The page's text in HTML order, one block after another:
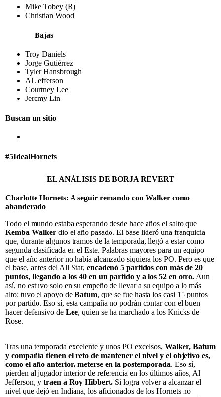
Mike Tobey (R)
Christian Wood
Bajas
Troy Daniels
Jorge Gutiérrez
Tyler Hansbrough
Al Jefferson
Courtney Lee
Jeremy Lin
Buscan un sitio
#5IdealHornets
EL ANÁLISIS DE BORJA REVERT
Charlotte Hornets: A seguir remando con Walker como
abanderado
Todo el mundo estaba esperando desde hace años el salto que
Kemba Walker dio el año pasado. El base lideró una franquicia
que, durante algunos tramos de la temporada, llegó a estar como
segunda clasificada en el Este. Palabras mayores para un equipo
que el año anterior no había alcanzado siquiera los PO. Pero es que
el base, antes del All Star, encadenó 5 partidos con más de 20
puntos, llegando a los 40 en un partido y a los 52 en otro. Aun
así, no estuvo solo en su empeño de llevar a su equipo a lo más
alto: tuvo el apoyo de Batum, que se fue hasta los casi 15 puntos
por partido. Eso sí, esta campaña no podrán contar con el buen
hacer defensivo de Lee, quien se ha marchado a los Knicks de
Rose.
Tras una temporada excelente y unos PO excelsos, Walker, Batum
y compañía tienen el reto de mantener el nivel y el objetivo es,
como el año anterior, meterse en la postemporada. Eso sí,
pierden al jugador interior de referencia en los últimos años, Al
Jefferson, y traen a Roy Hibbert. Si logra volver a alcanzar el
nivel que dejó en Indiana, los aficionados de los Hornets no